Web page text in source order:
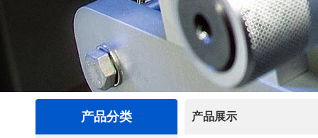
产品分类 产品展示